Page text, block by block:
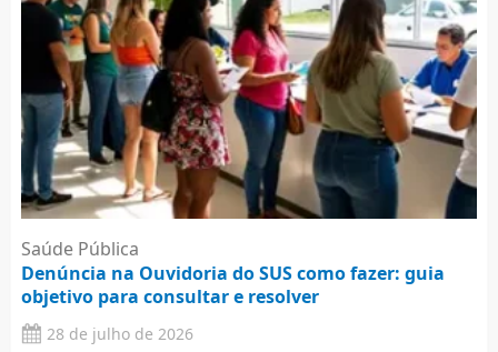
Saúde Pública
Denúncia na Ouvidoria do SUS como fazer: guia
objetivo para consultar e resolver
28 de julho de 2026